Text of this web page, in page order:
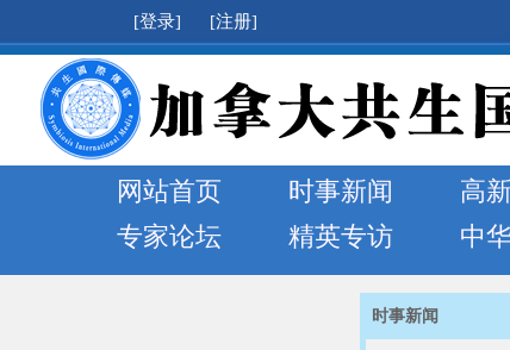
[登录] [注册]
网站首页 时事新闻 高
专家论坛
精英专访 中
时事新闻